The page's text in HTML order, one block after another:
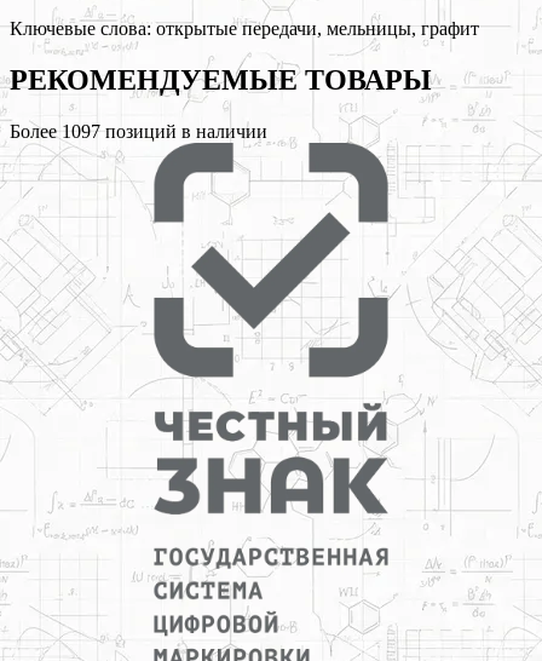
Ключевые слова: открытые передачи, мельницы, графит
РЕКОМЕНДУЕМЫЕТОВАРЫ
Более 1097позиций в наличии